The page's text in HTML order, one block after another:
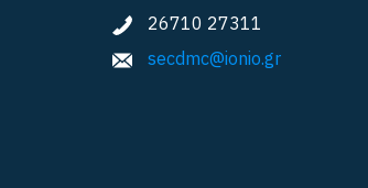
26710 27311
secdmc@ionio.gr